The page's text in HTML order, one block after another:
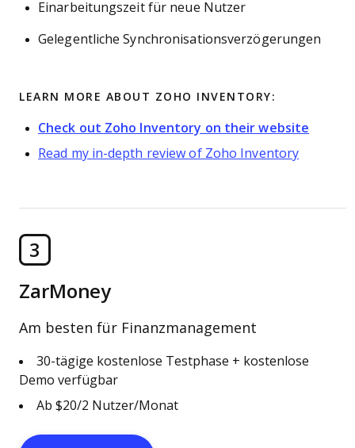
Einarbeitungszeit für neue Nutzer
Gelegentliche Synchronisationsverzögerungen
LEARN MORE ABOUT ZOHO INVENTORY:
Check out Zoho Inventory on their website
Read my in-depth review of Zoho Inventory
3
ZarMoney
Am besten für Finanzmanagement
30-tägige kostenlose Testphase + kostenlose
Demo verfügbar
Ab $20/2 Nutzer/Monat